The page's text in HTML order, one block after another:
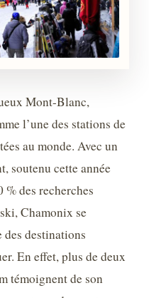
Mont-Blanc,
l’une des stations de
au monde. Avec un
soutenu cette année
des recherches
Chamonix se
destinations
En effet, plus de deux
témoignent de son